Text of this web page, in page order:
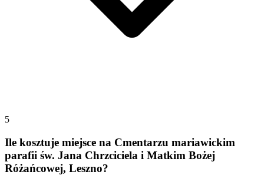
5
Ile kosztuje miejsce na Cmentarzu mariawickim
parafii św. Jana Chrzciciela i Matkim Bożej
Różańcowej, Leszno?